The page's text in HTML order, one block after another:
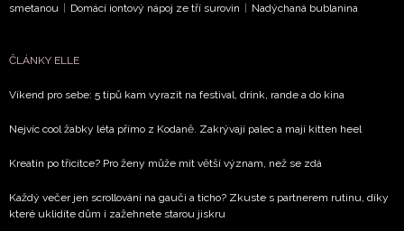
Přihlášením k newsletteru souhlasíte sObchodními
potvrzujete, že jste se seznámili se
Vašimi údaji pracovat zejména k organizaci a
informace od našich partnerů? Pokud souhlasíte se
zpracováním údajů k tomuto účelu podle
Zásad ochrany
soukromí BurdaMedia Extra s.r.o.
smetanou
Domácí iontový nápoj ze tří surovin Nadýchaná bublanina
ČLÁNKY ELLE
Víkend pro sebe: 5 tipů kam vyrazit na festival, drink, rande a do kina
Nejvíc cool žabky léta přímo z Kodaně. Zakrývají palec a mají kitten heel
Kreatin po třicítce? Pro ženy může mít větší význam, než se zdá
Každý večer jen scrollování na gauči a ticho? Zkuste s partnerem rutinu, díky
které uklidíte dům i zažehnete starou jiskru